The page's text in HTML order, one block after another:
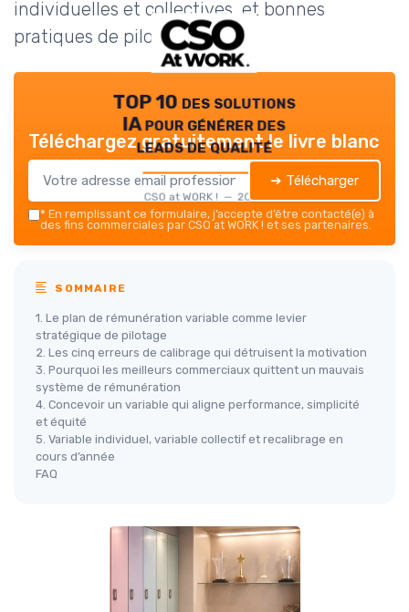
individuelles et collectives, et bonnes
pratiques de pilotage.
TOP 10 des solutions
IA pour générer des
leads de qualité
CSO at WORK ! — 2026
Téléchargez gratuitement le livre blanc
➔ Télécharger
* En remplissant ce formulaire, j’accepte d’être contacté(e) à
des fins commerciales par CSO at WORK ! et ses partenaires.
SOMMAIRE
1. Le plan de rémunération variable comme levier
stratégique de pilotage
2. Les cinq erreurs de calibrage qui détruisent la motivation
3. Pourquoi les meilleurs commerciaux quittent un mauvais
système de rémunération
4. Concevoir un variable qui aligne performance, simplicité
et équité
5. Variable individuel, variable collectif et recalibrage en
cours d’année
FAQ